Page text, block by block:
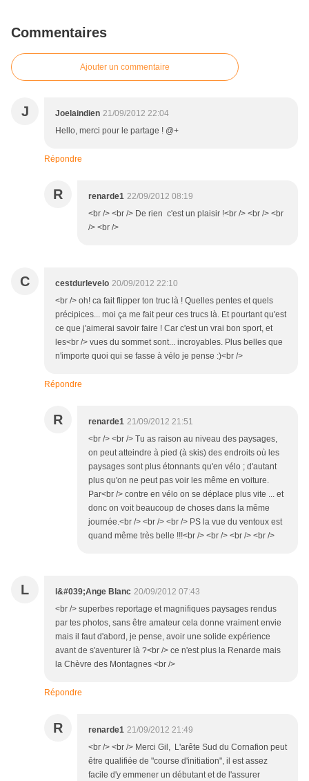
Commentaires
Ajouter un commentaire
J Joelaindien 21/09/2012 22:04
Hello, merci pour le partage ! @+
Répondre
R renarde1 22/09/2012 08:19
<br /> <br /> De rien c'est un plaisir !<br /> <br /> <br
/> <br />
C cestdurlevelo 20/09/2012 22:10
<br /> oh! ca fait flipper ton truc là ! Quelles pentes et quels
précipices... moi ça me fait peur ces trucs là. Et pourtant qu'est
ce que j'aimerai savoir faire ! Car c'est un vrai bon sport, et
les<br /> vues du sommet sont... incroyables. Plus belles que
n'importe quoi qui se fasse à vélo je pense :)<br />
Répondre
R renarde1 21/09/2012 21:51
<br /> <br /> Tu as raison au niveau des paysages,
on peut atteindre à pied (à skis) des endroits où les
paysages sont plus étonnants qu'en vélo ; d'autant
plus qu'on ne peut pas voir les même en voiture.
Par<br /> contre en vélo on se déplace plus vite ... et
donc on voit beaucoup de choses dans la même
journée.<br /> <br /> <br /> PS la vue du ventoux est
quand même très belle !!!<br /> <br /> <br /> <br />
L l&#039;Ange Blanc 20/09/2012 07:43
<br /> superbes reportage et magnifiques paysages rendus
par tes photos, sans être amateur cela donne vraiment envie
mais il faut d'abord, je pense, avoir une solide expérience
avant de s'aventurer là ?<br /> ce n'est plus la Renarde mais
la Chèvre des Montagnes <br />
Répondre
R renarde1 21/09/2012 21:49
<br /> <br /> Merci Gil, L'arête Sud du Cornafion peut
être qualifiée de "course d'initiation", il est assez
facile d'y emmener un débutant et de l'assurer